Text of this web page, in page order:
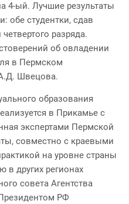
4-ый. Лучшие результаты
обе студентки, сдав
разряда.
об овладении
в Пермском
Швецова.
образования
в Прикамье с
экспертами Пермской
совместно с краевыми
на уровне страны
в других регионах
совета Агентства
РФ